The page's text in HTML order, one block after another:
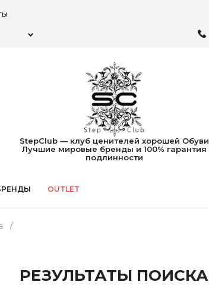
StepClub — клуб ценителей хорошей Обуви
Лучшие мировые бренды и 100% гарантия
подлинности
OUTLET
РЕЗУЛЬТАТЫ ПОИСКА